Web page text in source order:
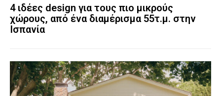
4 ιδέες design για τους πιο μικρούς
χώρους, από ένα διαμέρισμα 55τ.μ. στην
Ισπανία